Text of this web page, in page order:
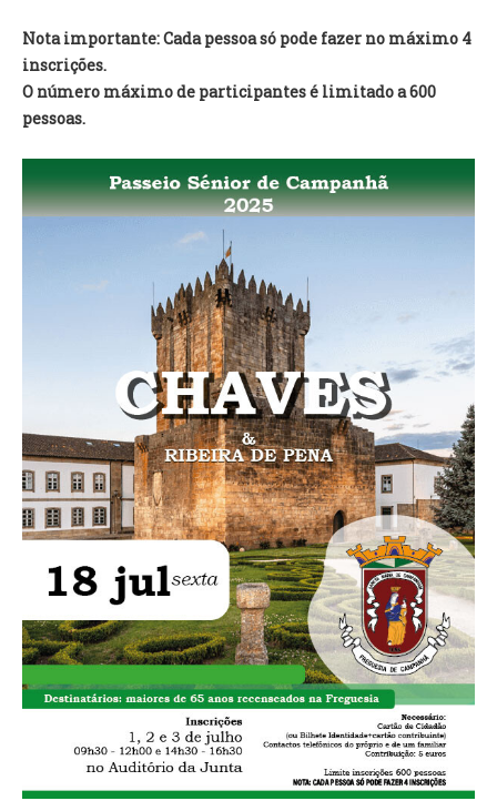
SECRETARIA
CANÍDEOS
CEMITÉRIO
ATESTADOS
VENDA AMBULANTE
APOIO AOS DESEMPREGADOS
APOIO ÀS EMPRESAS
OFERTAS DE EMPREGO
CONTACTO E HORÁRIO GIP
CONTACTOS
Nota importante: Cada pessoa só pode fazer no máximo 4
inscrições.
O número máximo de participantes é limitado a 600
pessoas.